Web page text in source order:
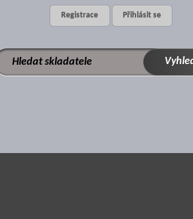
Registrace Přihlásit se